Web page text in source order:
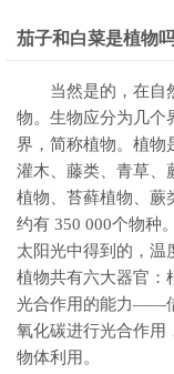
茄子和白菜是植物
当然是的，在自
物。生物应分为几个
界，简称植物。植物
灌木、藤类、青草、
植物、苔藓植物、蕨
约有 350 000个物种
太阳光中得到的，温
植物共有六大器官：
光合作用的能力——
氧化碳进行光合作用
物体利用。